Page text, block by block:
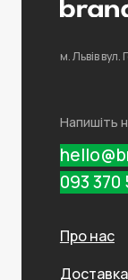
Про нас
м. Львіввул.
Напишіть
093 370